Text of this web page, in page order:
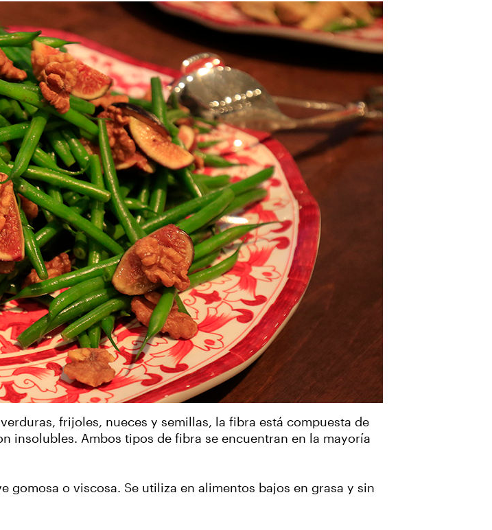
frijoles, nueces y semillas, la fibra está compuesta de
insolubles. Ambos tipos de fibra se encuentran en la mayoría
gomosa o viscosa. Se utiliza en alimentos bajos en grasa y sin